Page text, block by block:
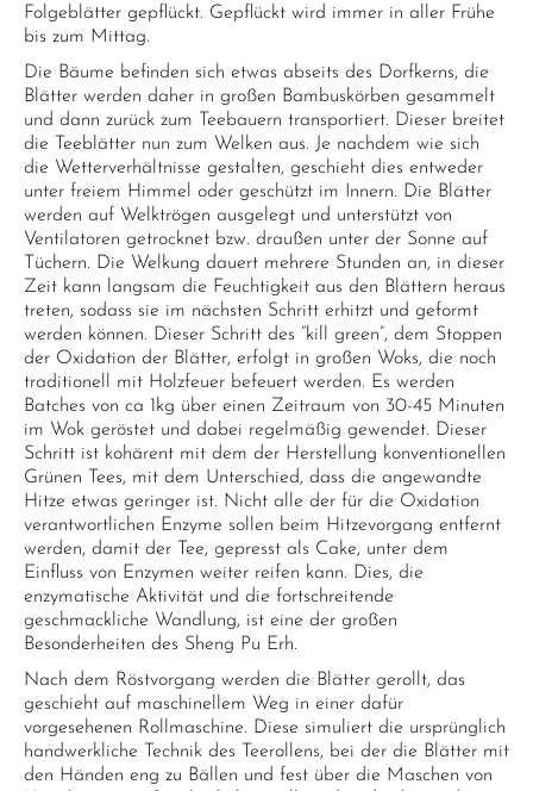
Folgeblätter gepflückt. Gepflückt wird immer in aller Frühe
bis zum Mittag.
Die Bäume befinden sich etwas abseits des Dorfkerns, die
Blätter werden daher in großen Bambuskörben gesammelt
und dann zurück zum Teebauern transportiert. Dieser breitet
die Teeblätter nun zum Welken aus. Je nachdem wie sich
die Wetterverhältnisse gestalten, geschieht dies entweder
unter freiem Himmel oder geschützt im Innern. Die Blätter
werden auf Welktrögen ausgelegt und unterstützt von
Ventilatoren getrocknet bzw. draußen unter der Sonne auf
Tüchern. Die Welkung dauert mehrere Stunden an, in dieser
Zeit kann langsam die Feuchtigkeit aus den Blättern heraus
treten, sodass sie im nächsten Schritt erhitzt und geformt
werden können. Dieser Schritt des “kill green”, dem Stoppen
der Oxidation der Blätter, erfolgt in großen Woks, die noch
traditionell mit Holzfeuer befeuert werden. Es werden
Batches von ca 1kg über einen Zeitraum von 30-45 Minuten
im Wok geröstet und dabei regelmäßig gewendet. Dieser
Schritt ist kohärent mit dem der Herstellung konventionellen
Grünen Tees, mit dem Unterschied, dass die angewandte
Hitze etwas geringer ist. Nicht alle der für die Oxidation
verantwortlichen Enzyme sollen beim Hitzevorgang entfernt
werden, damit der Tee, gepresst als Cake, unter dem
Einfluss von Enzymen weiter reifen kann. Dies, die
enzymatische Aktivität und die fortschreitende
geschmackliche Wandlung, ist eine der großen
Besonderheiten des Sheng Pu Erh.
Nach dem Röstvorgang werden die Blätter gerollt, das
geschieht auf maschinellem Weg in einer dafür
vorgesehenen Rollmaschine. Diese simuliert die ursprünglich
handwerkliche Technik des Teerollens, bei der die Blätter mit
den Händen eng zu Bällen und fest über die Maschen von